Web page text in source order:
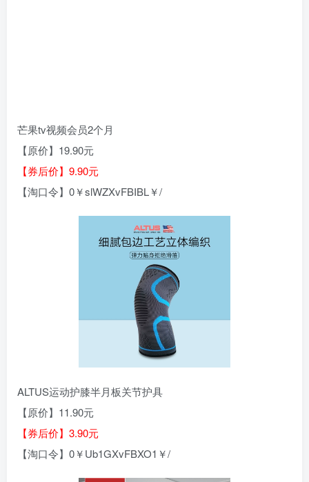
芒果tv视频会员2个月
【原价】19.90元
【券后价】9.90元
【淘口令】0￥slWZXvFBIBL￥/
ALTUS运动护膝半月板关节护具
【原价】11.90元
【券后价】3.90元
【淘口令】0￥Ub1GXvFBXO1￥/